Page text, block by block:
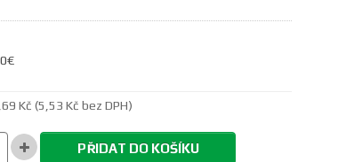
Kč (5,53 Kč bez DPH)
PŘIDAT DO KOŠÍKU